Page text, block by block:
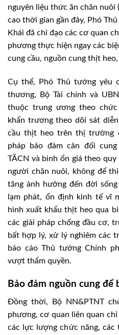
nguyên liệu thức ăn chăn nuôi
cao thời gian gần đây, Phó
Khái đã chỉ đạo các cơ quan
phương thực hiện ngay các
cung cầu, nguồn cung thịt
Cụ thể, Phó Thủ tướng yêu
thương, Bộ Tài chính và
thuộc trung ương theo
khẩn trương theo dõi sát
cầu thịt heo trên thị trường
pháp bảo đảm cân đối
TĂCN và bình ổn giá theo
người chăn nuôi, không để
tăng ảnh hưởng đến đời
lạm phát, ổn định kinh tế vĩ
hình xuất khẩu thịt heo qua
các giải pháp chống đầu cơ,
bất hợp lý, xử lý nghiêm các
báo cáo Thủ tướng Chính
vượt thẩm quyền.
Bảo đảm nguồn cung để
Đồng thời, Bộ NN&PTNT
phương, cơ quan liên quan
các lực lượng chức năng, các